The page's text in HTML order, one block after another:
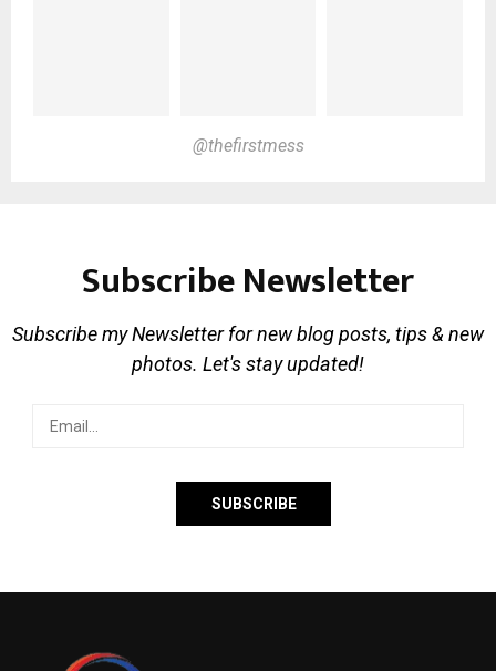
@thefirstmess
Subscribe Newsletter
Subscribe my Newsletter for new blog posts, tips & new
photos. Let's stay updated!